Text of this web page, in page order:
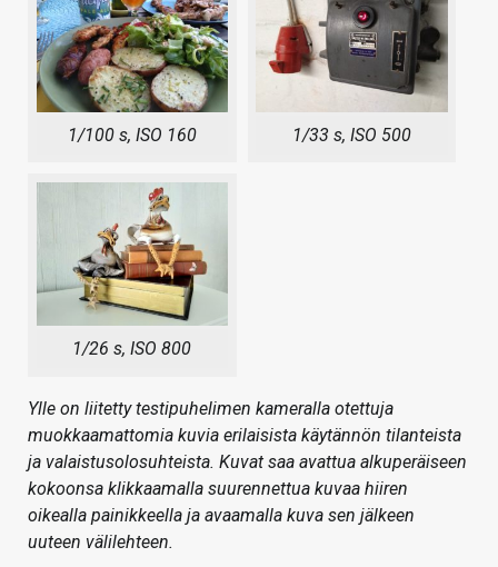
1/100 s, ISO 160 1/33 s, ISO 500
1/26 s, ISO 800
Ylle on liitetty testipuhelimen kameralla otettuja
muokkaamattomia kuvia erilaisista käytännön tilanteista
ja valaistusolosuhteista. Kuvat saa avattua alkuperäiseen
kokoonsa klikkaamalla suurennettua kuvaa hiiren
oikealla painikkeella ja avaamalla kuva sen jälkeen
uuteen välilehteen.